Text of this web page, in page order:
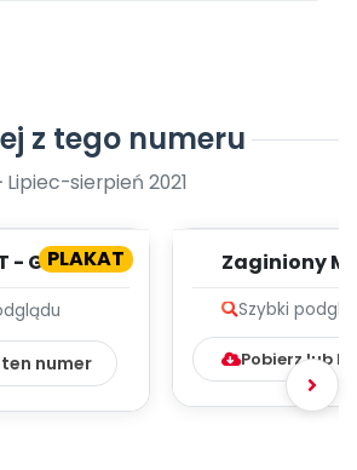
z tego numeru
Lipiec-sierpień 2021
PLAKAT
- GRA
numer
Zaginiony
Szybki
Pobierz lub